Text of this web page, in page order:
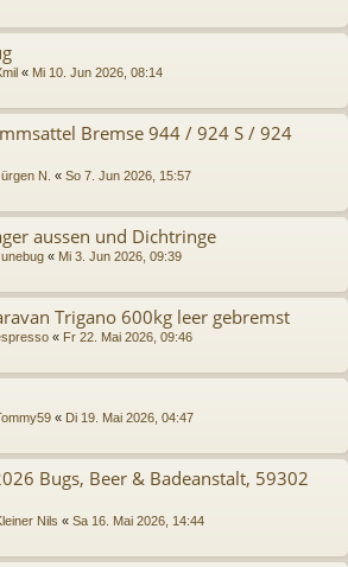
« Mi 10. Jun 2026, 08:14
Bremse 944 / 924 S / 924
N. « So 7. Jun 2026, 15:57
aussen und Dichtringe
« Mi 3. Jun 2026, 09:39
Trigano 600kg leer gebremst
« Fr 22. Mai 2026, 09:46
« Di 19. Mai 2026, 04:47
Bugs, Beer & Badeanstalt, 59302
Nils « Sa 16. Mai 2026, 14:44